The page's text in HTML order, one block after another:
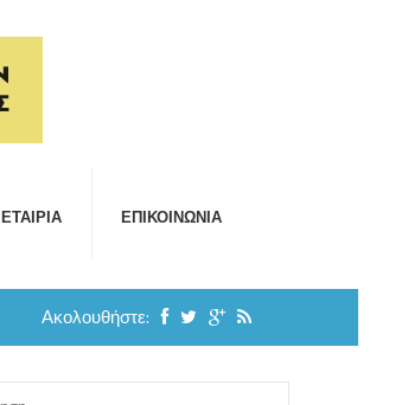
ΕΤΑΙΡΊΑ ΕΠΙΚΟΙΝΩΝΊΑ
Ακολουθήστε: